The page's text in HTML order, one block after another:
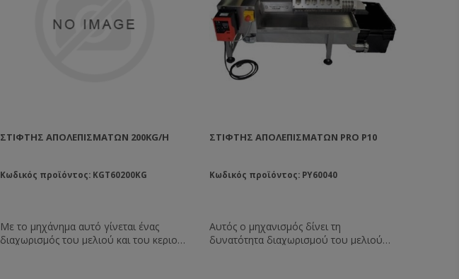
ΣΤΊΦΤΗΣ ΑΠΟΛΕΠΙΣΜΆΤΩΝ 200KG/H
Κωδικός προϊόντος: KGT60200KG
Με το μηχάνημα αυτό γίνεται ένας
διαχωρισμός του μελιού και του κεριού
ΣΤΊΦΤΗΣ ΑΠΟΛΕΠΙΣΜΆΤΩΝ PRO P10
Κωδικός προϊόντος: PY60040
Αυτός ο μηχανισμός δίνει τη
δυνατότητα διαχωρισμού του μελιού